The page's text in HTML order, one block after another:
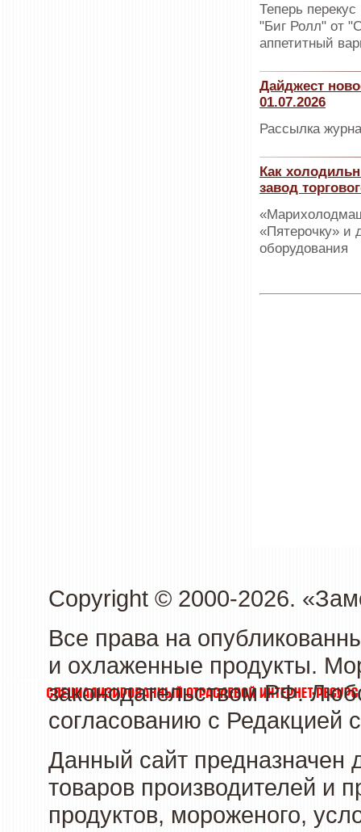
Теперь
"Биг Ролл" от
аппетитный
Дайджест
01.07.2026
Рассылка
Как
завод
«Пятерочку» и
оборудования
Copyright © 2000-2026.
Все права на
и охлаженные продукты.
законодательством РФ.
согласованию с Редакцией
Данный сайт предназначен
товаров производителей и
продуктов, мороженого,